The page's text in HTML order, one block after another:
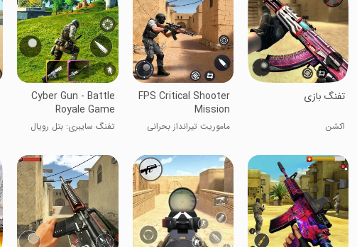
تفنگ بازی
اکشن
FPS Critical Shooter
Mission
ماموریت تیرانداز بحرانی
Cyber Gun - Battle
Royale Game
تفنگ سایبری: بتل رویال